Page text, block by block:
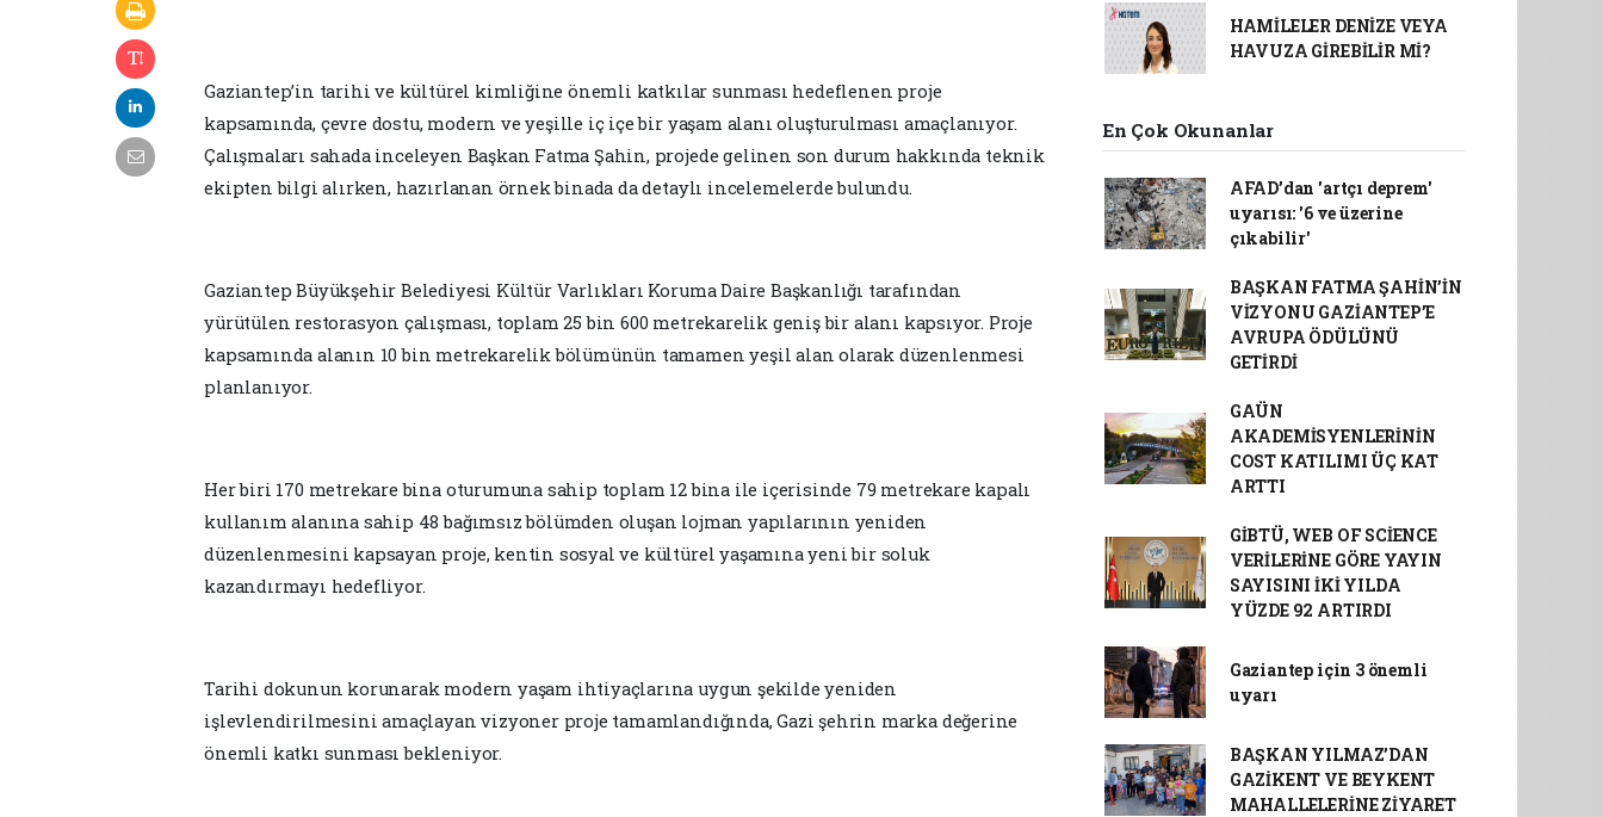
Gaziantep’in tarihi ve kültürel kimliğine önemli katkılar sunması hedeflenen proje
kapsamında, çevre dostu, modern ve yeşille iç içe bir yaşam alanı oluşturulması amaçlanıyor.
Çalışmaları sahada inceleyen Başkan Fatma Şahin, projede gelinen son durum hakkında teknik
ekipten bilgi alırken, hazırlanan örnek binada da detaylı incelemelerde bulundu.
Gaziantep Büyükşehir Belediyesi Kültür Varlıkları Koruma Daire Başkanlığı tarafından
yürütülen restorasyon çalışması, toplam 25 bin 600 metrekarelik geniş bir alanı kapsıyor. Proje
kapsamında alanın 10 bin metrekarelik bölümünün tamamen yeşil alan olarak düzenlenmesi
planlanıyor.
Her biri 170 metrekare bina oturumuna sahip toplam 12 bina ile içerisinde 79 metrekare kapalı
kullanım alanına sahip 48 bağımsız bölümden oluşan lojman yapılarının yeniden
düzenlenmesini kapsayan proje, kentin sosyal ve kültürel yaşamına yeni bir soluk
kazandırmayı hedefliyor.
Tarihi dokunun korunarak modern yaşam ihtiyaçlarına uygun şekilde yeniden
işlevlendirilmesini amaçlayan vizyoner proje tamamlandığında, Gazi şehrin marka değerine
önemli katkı sunması bekleniyor.
HAMİLELER DENİZE VEYA
HAVUZA GİREBİLİR Mİ?
En Çok Okunanlar
AFAD’dan 'artçı deprem'
uyarısı: '6 ve üzerine
çıkabilir'
BAŞKAN FATMA ŞAHİN’İN
VİZYONU GAZİANTEP’E
AVRUPA ÖDÜLÜNÜ
GETİRDİ
GAÜN
AKADEMİSYENLERİNİN
COST KATILIMI ÜÇ KAT
ARTTI
GİBTÜ, WEB OF SCİENCE
VERİLERİNE GÖRE YAYIN
SAYISINI İKİ YILDA
YÜZDE 92 ARTIRDI
Gaziantep için 3 önemli
uyarı
BAŞKAN YILMAZ’DAN
GAZİKENT VE BEYKENT
MAHALLELERİNE ZİYARET